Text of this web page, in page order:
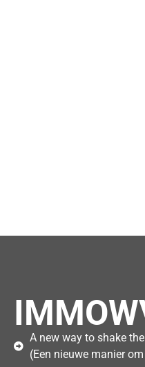
A new way to shake
(Een nieuwe manier